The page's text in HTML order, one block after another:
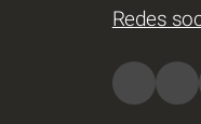
Redes